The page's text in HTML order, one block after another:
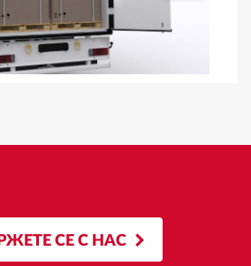
СЕ С НАС